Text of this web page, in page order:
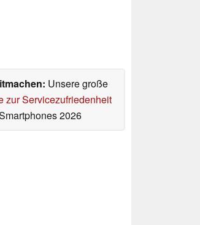
Unsere große
zur Servicezufriedenheit
2026